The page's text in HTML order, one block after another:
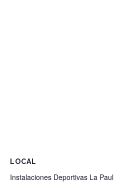
LOCAL
Instalaciones Deportivas La Paul